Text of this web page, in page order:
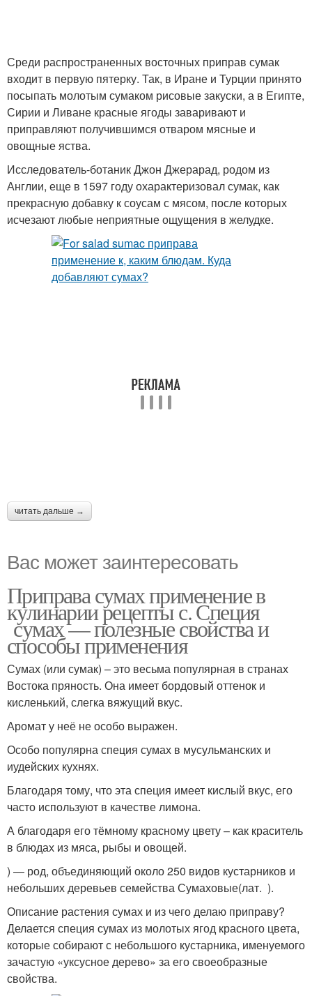
Среди распространенных восточных приправ сумак
входит в первую пятерку. Так, в Иране и Турции принято
посыпать молотым сумаком рисовые закуски, а в Египте,
Сирии и Ливане красные ягоды заваривают и
приправляют получившимся отваром мясные и
овощные яства.
Исследователь-ботаник Джон Джерарад, родом из
Англии, еще в 1597 году охарактеризовал сумак, как
прекрасную добавку к соусам с мясом, после которых
исчезают любые неприятные ощущения в желудке.
читать дальше →
Вас может заинтересовать
Приправа сумах применение в
кулинарии рецепты с. Специя
сумах — полезные свойства и
способы применения
Сумах (или сумак) – это весьма популярная в странах
Востока пряность. Она имеет бордовый оттенок и
кисленький, слегка вяжущий вкус.
Аромат у неё не особо выражен.
Особо популярна специя сумах в мусульманских и
иудейских кухнях.
Благодаря тому, что эта специя имеет кислый вкус, его
часто используют в качестве лимона.
А благодаря его тёмному красному цвету – как краситель
в блюдах из мяса, рыбы и овощей.
) — род, объединяющий около 250 видов кустарников и
небольших деревьев семейства Сумаховые(лат. ).
Описание растения сумах и из чего делаю приправу?
Делается специя сумах из молотых ягод красного цвета,
которые собирают с небольшого кустарника, именуемого
зачастую «уксусное дерево» за его своеобразные
свойства.